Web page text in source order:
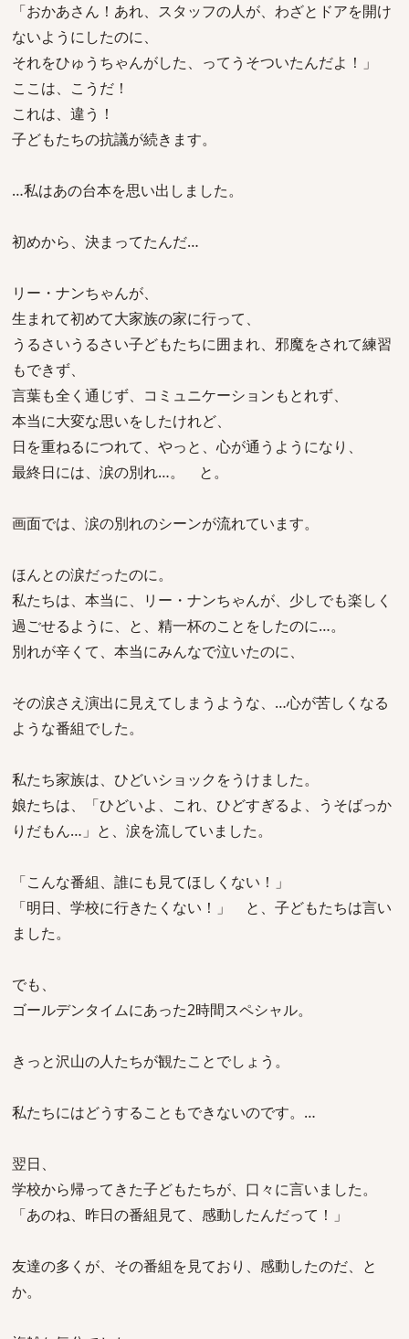
「おかあさん！あれ、スタッフの人が、わざとドアを開け
ないようにしたのに、
それをひゅうちゃんがした、ってうそついたんだよ！」
ここは、こうだ！
これは、違う！
子どもたちの抗議が続きます。
…私はあの台本を思い出しました。
初めから、決まってたんだ…
リー・ナンちゃんが、
生まれて初めて大家族の家に行って、
うるさいうるさい子どもたちに囲まれ、邪魔をされて練習
もできず、
言葉も全く通じず、コミュニケーションもとれず、
本当に大変な思いをしたけれど、
日を重ねるにつれて、やっと、心が通うようになり、
最終日には、涙の別れ…。 と。
画面では、涙の別れのシーンが流れています。
ほんとの涙だったのに。
私たちは、本当に、リー・ナンちゃんが、少しでも楽しく
過ごせるように、と、精一杯のことをしたのに…。
別れが辛くて、本当にみんなで泣いたのに、
その涙さえ演出に見えてしまうような、…心が苦しくなる
ような番組でした。
私たち家族は、ひどいショックをうけました。
娘たちは、「ひどいよ、これ、ひどすぎるよ、うそばっか
りだもん…」と、涙を流していました。
「こんな番組、誰にも見てほしくない！」
「明日、学校に行きたくない！」 と、子どもたちは言い
ました。
でも、
ゴールデンタイムにあった2時間スペシャル。
きっと沢山の人たちが観たことでしょう。
私たちにはどうすることもできないのです。…
翌日、
学校から帰ってきた子どもたちが、口々に言いました。
「あのね、昨日の番組見て、感動したんだって！」
友達の多くが、その番組を見ており、感動したのだ、と
か。